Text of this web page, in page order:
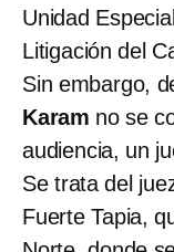
Unidad
Litigación del
Sin embargo,
Karam no se
audiencia, un
Se trata del
Fuerte Tapia,